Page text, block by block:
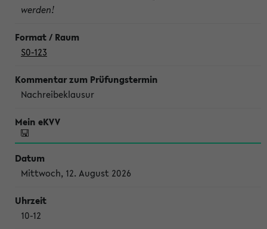
werden!
S0-123
Nachreibeklausur
Mittwoch, 12. August 2026
10-12